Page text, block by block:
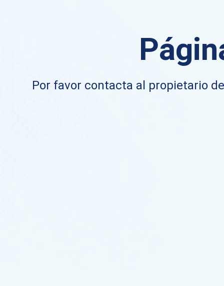
Por favor contacta al propietario